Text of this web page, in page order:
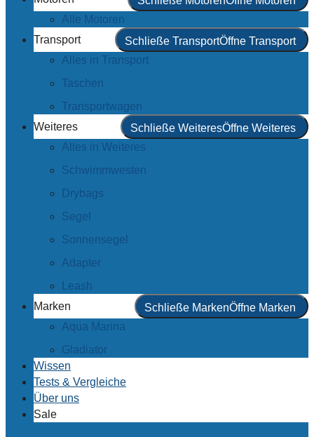
Alle Motoren
Transport
Schließe TransportÖffne Transport
Alles in Transport
Taschen
Transportwagen
Weiteres
Schließe WeiteresÖffne Weiteres
Alles in Weiteres
Schwimmwesten
Drybags
Segel
Sonnensegel
Adapter
Leash
Marken
Schließe MarkenÖffne Marken
Aqua Marina
Gladiator
Wissen
Tests & Vergleiche
Über uns
Sale